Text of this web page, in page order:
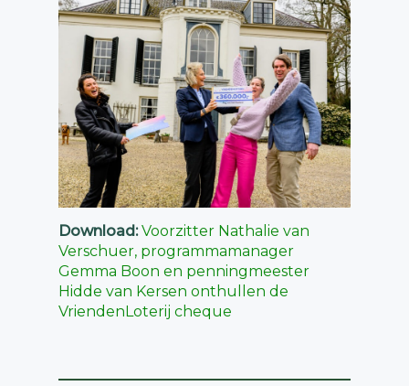
Download:Voorzitter Nathalie van
Verschuer, programmamanager
Gemma Boon en penningmeester
Hidde van Kersen onthullen de
VriendenLoterij cheque